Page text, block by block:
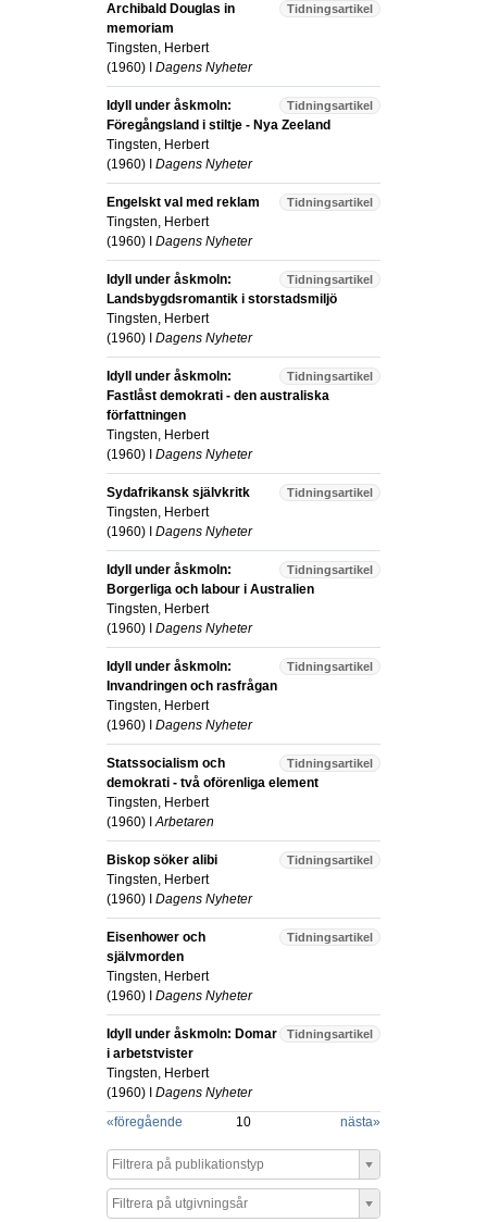
Tidningsartikel
Archibald Douglas in
memoriam
Tingsten, Herbert
(1960) I Dagens Nyheter
Tidningsartikel
Idyll under åskmoln:
Föregångsland i stiltje - Nya Zeeland
Tingsten, Herbert
(1960) I Dagens Nyheter
Tidningsartikel
Engelskt val med reklam
Tingsten, Herbert
(1960) I Dagens Nyheter
Tidningsartikel
Idyll under åskmoln:
Landsbygdsromantik i storstadsmiljö
Tingsten, Herbert
(1960) I Dagens Nyheter
Tidningsartikel
Idyll under åskmoln:
Fastlåst demokrati - den australiska
författningen
Tingsten, Herbert
(1960) I Dagens Nyheter
Tidningsartikel
Sydafrikansk självkritk
Tingsten, Herbert
(1960) I Dagens Nyheter
Tidningsartikel
Idyll under åskmoln:
Borgerliga och labour i Australien
Tingsten, Herbert
(1960) I Dagens Nyheter
Tidningsartikel
Idyll under åskmoln:
Invandringen och rasfrågan
Tingsten, Herbert
(1960) I Dagens Nyheter
Tidningsartikel
Statssocialism och
demokrati - två oförenliga element
Tingsten, Herbert
(1960) IArbetaren
Tidningsartikel
Biskop söker alibi
Tingsten, Herbert
(1960) I Dagens Nyheter
Tidningsartikel
Eisenhower och
självmorden
Tingsten, Herbert
(1960) I Dagens Nyheter
Tidningsartikel
Idyll under åskmoln: Domar
i arbetstvister
Tingsten, Herbert
(1960) I Dagens Nyheter
«föregående 10 nästa»
Filtrera på publikationstyp
Filtrera på utgivningsår